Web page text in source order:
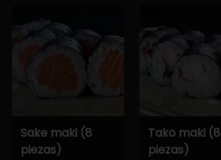
Sake maki (8
piezas)
Tako maki (8
piezas)